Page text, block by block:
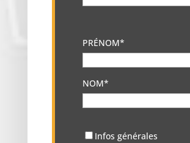
PRÉNOM*
NOM*
Infos générales